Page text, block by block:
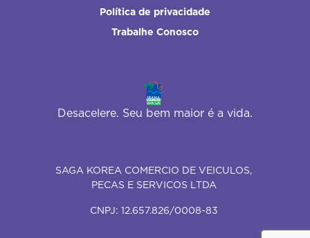
Política de privacidade
Trabalhe Conosco
Desacelere. Seu bem maior é a vida.
SAGA KOREA COMERCIO DE VEICULOS,
PECAS E SERVICOS LTDA
CNPJ: 12.657.826/0008-83